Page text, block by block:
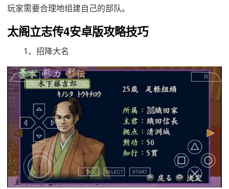
玩家需要合理地组建自己的部队。
太阁立志传4安卓版攻略技巧
1、招降大名